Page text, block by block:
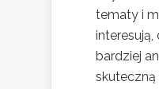
tematy i
bardziej
skuteczną